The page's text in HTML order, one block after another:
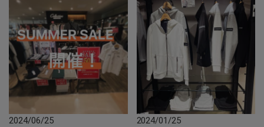
2024/06/25
2024/01/25